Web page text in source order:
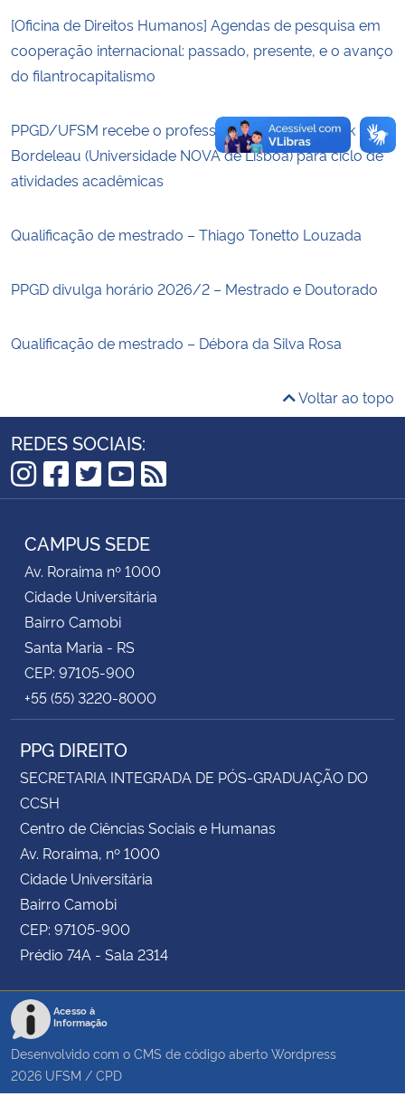
Gabinete de Segurança Institucional
Advocacia-Geral da União
Banco Central do Brasil
Planalto
[Oficina de Direitos Humanos] Agendas de pesquisa em
cooperação internacional: passado, presente, e o avanço
do filantrocapitalismo
PPGD/UFSM recebe o professor canadense Dr. Érik
Bordeleau (Universidade NOVA de Lisboa) para ciclo de
atividades acadêmicas
Qualificação de mestrado – Thiago Tonetto Louzada
PPGD divulga horário 2026/2 – Mestrado e Doutorado
Qualificação de mestrado – Débora da Silva Rosa
Voltar ao topo
REDES SOCIAIS:
Instagram
Facebook
Twitter
YouTube
RSS
CAMPUS SEDE
Av. Roraima nº 1000
Cidade Universitária
Bairro Camobi
Santa Maria - RS
CEP: 97105-900
+55 (55) 3220-8000
PPG DIREITO
SECRETARIA INTEGRADA DE PÓS-GRADUAÇÃO DO
CCSH
Centro de Ciências Sociais e Humanas
Av. Roraima, nº 1000
Cidade Universitária
Bairro Camobi
CEP: 97105-900
Prédio 74A - Sala 2314
Acesso à
Informação
Desenvolvido com o CMS de código aberto Wordpress
2026 UFSM / CPD